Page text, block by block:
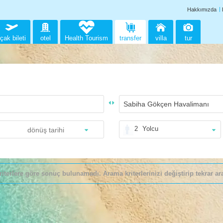
Hakkımızda
bileti otel transfer villa tur
Health Tourism
2 Yolcu
göre sonuç bulunamadı. Arama kriterlerinizi değiştirip tekrar